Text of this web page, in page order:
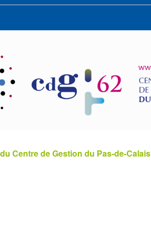
Centre de Gestion du Pas-de-Calais